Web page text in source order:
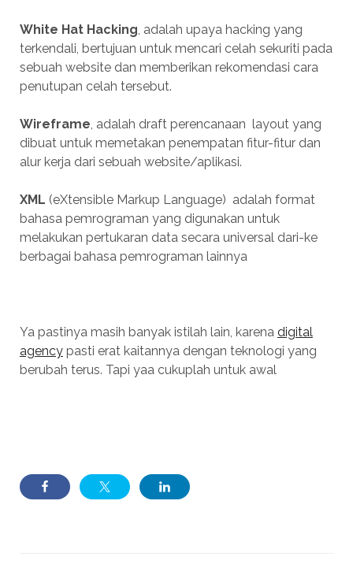
White Hat Hacking, adalah upaya hacking yang
terkendali, bertujuan untuk mencari celah sekuriti pada
sebuah website dan memberikan rekomendasi cara
penutupan celah tersebut.
Wireframe, adalah draft perencanaan layout yang
dibuat untuk memetakan penempatan fitur-fitur dan
alur kerja dari sebuah website/aplikasi.
XML (eXtensible Markup Language) adalah format
bahasa pemrograman yang digunakan untuk
melakukan pertukaran data secara universal dari-ke
berbagai bahasa pemrograman lainnya
Ya pastinya masih banyak istilah lain, karena digital
agencypasti erat kaitannya dengan teknologi yang
berubah terus. Tapi yaa cukuplah untuk awal